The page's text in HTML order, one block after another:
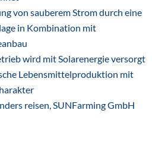
von sauberem Strom durch eine
in Kombination mit
wird mit Solarenergie versorgt
Lebensmittelproduktion mit
reisen, SUNFarming GmbH